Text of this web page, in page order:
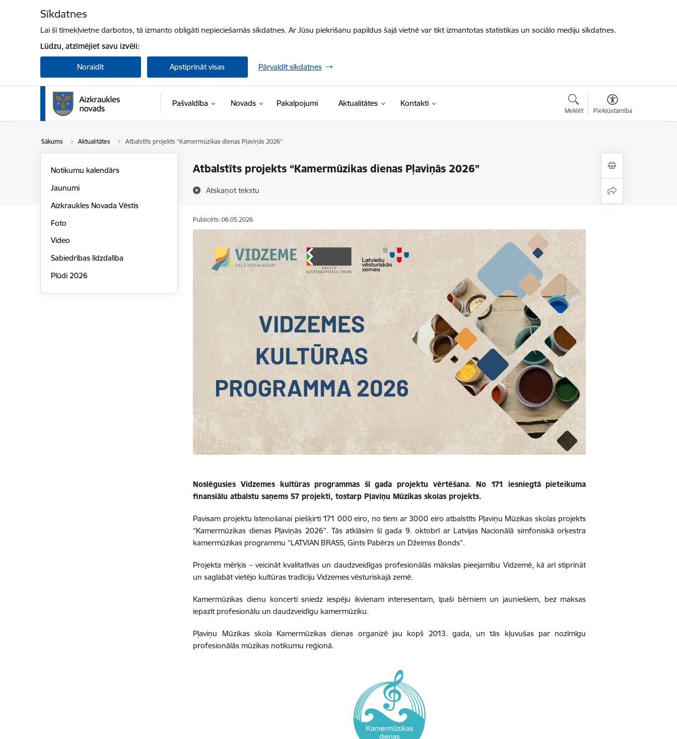
Sīkdatnes
Lai šī tīmekļvietne darbotos, tā izmanto obligāti nepieciešamās sīkdatnes. Ar Jūsu piekrišanu papildus šajā vietnē var tikt izmantotas statistikas un sociālo mediju sīkdatnes.
Lūdzu, atzīmējiet savu izvēli:
Noraidīt Apstiprināt visas Pārvaldīt sīkdatnes
Pašvaldība Novads Pakalpojumi Aktualitātes Kontakti
Meklēt Piekļūstamība
Sākums Aktualitātes Atbalstīts projekts “Kamermūzikas dienas Pļaviņās 2026”
Atbalstīts projekts “Kamermūzikas dienas Pļaviņās 2026”
Atskaņot tekstu
Notikumu kalendārs
Jaunumi
Aizkraukles Novada Vēstis
Foto
Video
Sabiedrības līdzdalība
Plūdi 2026
Publicēts: 06.05.2026.
Noslēgusies Vidzemes kultūras programmas šī gada projektu vērtēšana. No 171 iesniegtā pieteikuma
finansiālu atbalstu saņems 57 projekti, tostarp Pļaviņu Mūzikas skolas projekts.
Pavisam projektu īstenošanai piešķirti 171 000 eiro, no tiem ar 3000 eiro atbalstīts Pļaviņu Mūzikas skolas projekts
“Kamermūzikas dienas Pļaviņās 2026”. Tās atklāsim šī gada 9. oktobrī ar Latvijas Nacionālā simfoniskā orķestra
kamermūzikas programmu “LATVIAN BRASS, Gints Pabērzs un Džeimss Bonds”.
Projekta mērķis – veicināt kvalitatīvas un daudzveidīgas profesionālās mākslas pieejamību Vidzemē, kā arī stiprināt
un saglabāt vietējo kultūras tradīciju Vidzemes vēsturiskajā zemē.
Kamermūzikas dienu koncerti sniedz iespēju ikvienam interesentam, īpaši bērniem un jauniešiem, bez maksas
iepazīt profesionālu un daudzveidīgu kamermūziku.
Pļaviņu Mūzikas skola Kamermūzikas dienas organizē jau kopš 2013. gada, un tās kļuvušas par nozīmīgu
profesionālās mūzikas notikumu reģionā.